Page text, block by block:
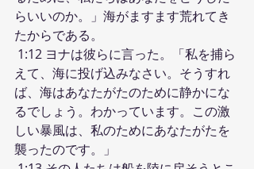
らいいのか。」海がますます荒れてき
たからである。
えて、海に投げ込みなさい。そうすれ
ば、海はあなたがたのために静かにな
るでしょう。わかっています。この激
しい暴風は、私のためにあなたがたを
襲ったのです。」